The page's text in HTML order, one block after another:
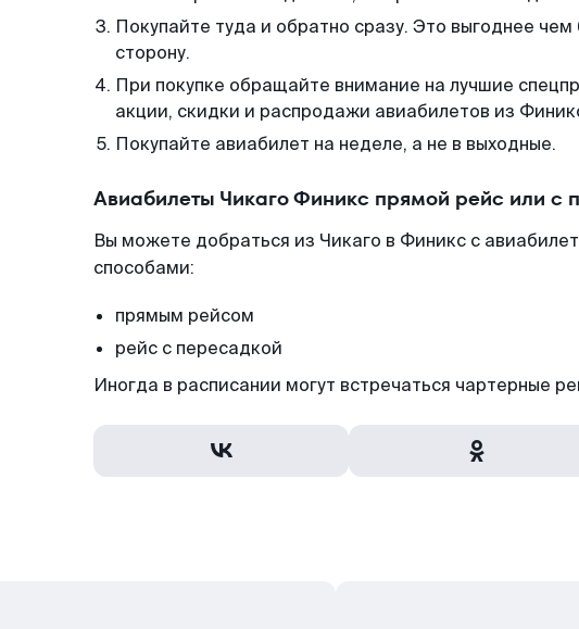
Покупайте туда и обратно сразу. Это выгоднее
сторону.
При покупке обращайте внимание на лучшие
акции, скидки и распродажи авиабилетов из
Покупайте авиабилет на неделе, а не в выходные.
Авиабилеты Чикаго Финикс прямой рейс или с
Вы можете добраться из Чикаго в Финикс с
способами:
прямым рейсом
рейс с пересадкой
Иногда в расписании могут встречаться чартерные